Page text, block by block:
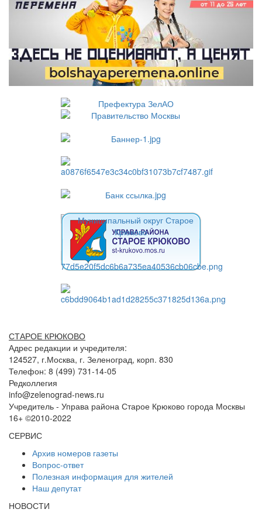
СТАРОЕ КРЮКОВО
Адрес редакции и учредителя:
124527, г.Москва, г. Зеленоград, корп. 830
Телефон: 8 (499) 731-14-05
Редколлегия
info@zelenograd-news.ru
Учредитель - Управа района Старое Крюково города Москвы
16+ ©2010-2022
СЕРВИС
Архив номеров газеты
Вопрос-ответ
Полезная информация для жителей
Наш депутат
НОВОСТИ